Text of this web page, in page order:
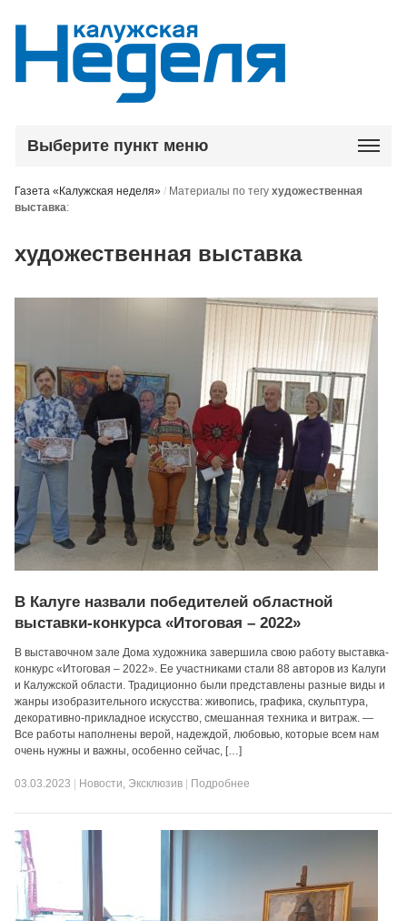
Выберите пункт меню
Газета «Калужская неделя» / Материалы по тегухудожественная
выставка:
художественная выставка
В Калуге назвали победителей областной
выставки-конкурса «Итоговая – 2022»
В выставочном зале Дома художника завершила свою работу выставка-
конкурс «Итоговая – 2022». Ее участниками стали 88 авторов из Калуги
и Калужской области. Традиционно были представлены разные виды и
жанры изобразительного искусства: живопись, графика, скульптура,
декоративно-прикладное искусство, смешанная техника и витраж. —
Все работы наполнены верой, надеждой, любовью, которые всем нам
очень нужны и важны, особенно сейчас, […]
03.03.2023 Новости, Эксклюзив Подробнее